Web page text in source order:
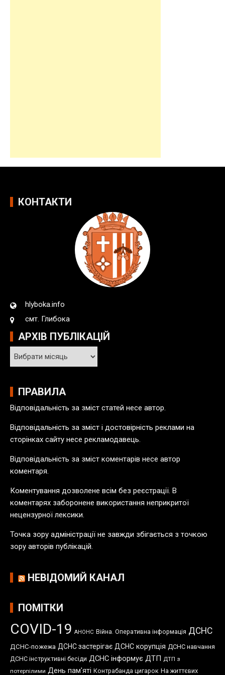
КОНТАКТИ
hlyboka.info
смт. Глибока
АРХІВ ПУБЛІКАЦІЙ
А
р
і
п
у
б
і
к
ПРАВИЛА
Відповідальність за зміст статей несе автор.
Відповідальність за зміст і достовірність реклами на
сторінках сайту несе рекламодавець.
Відповідальність за зміст коментарів несе автор
коментаря.
Коментування дозволене всім без реєстрації. В
коментарях заборонене використання неприкритої
нецензурної лексики.
Точка зору адміністрації не завжди збігається з точкою
зору авторів публікацій.
НЕВІДОМИЙ КАНАЛ
ПОМІТКИ
COVID-19 АНОНС Війна. Оперативна інформація ДСНС
ДСНС-пожежа ДСНС застерігає ДСНС корупція ДСНС навчання
ДСНС інструктивні бесіди ДСНС інформує ДТП ДТП з
потерпілими День пам'яті Контрабанда цигарок На життєвих